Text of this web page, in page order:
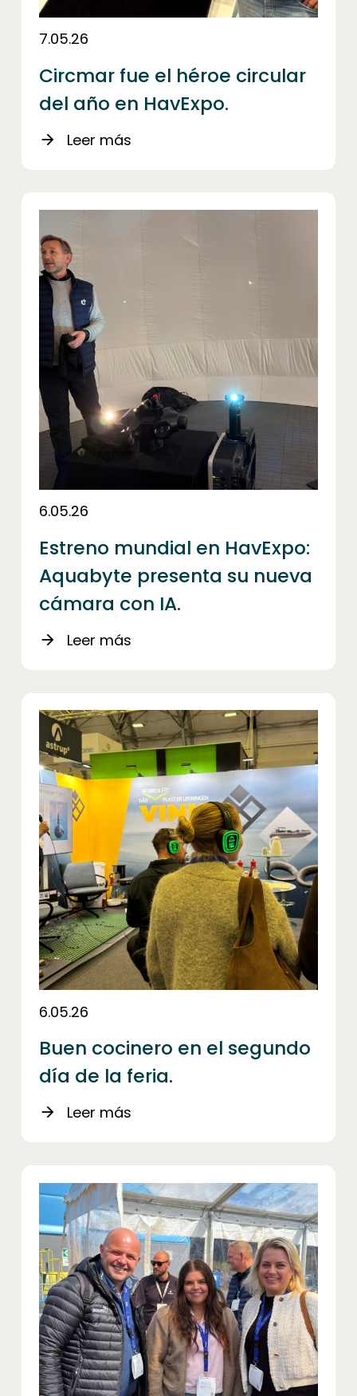
7.05.26
Circmar fue el héroe circular
del año en HavExpo.
arrow_forward Leer más
6.05.26
Estreno mundial en HavExpo:
Aquabyte presenta su nueva
cámara con IA.
arrow_forward Leer más
6.05.26
Buen cocinero en el segundo
día de la feria.
arrow_forward Leer más